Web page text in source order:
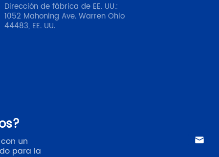
Dirección de fábrica de EE. UU.:
1052 Mahoning Ave. Warren Ohio
44483, EE. UU.
un
para la